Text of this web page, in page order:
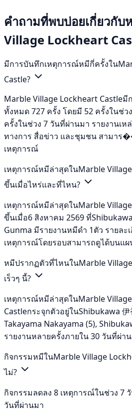
คำถามที่พบบ่อยเกี่ยวกั
Village Lockheart
มีการบันทึกเหตุการณ์หมีกี่ครั้งใน
Castle?
Marble Village Lockheart Castle
ทั้งหมด 727 ครั้ง โดยมี 52 ครั้งในช่
ครั้งในช่วง 7 วันที่ผ่านมา รายงานเ
ทางการ สื่อข่าว และชุมชน สามา
เหตุการณ์
เหตุการณ์หมีล่าสุดในMarble
ขึ้นเมื่อไหร่และที่ไหน?
เหตุการณ์หมีล่าสุดในMarble
ขึ้นเมื่อ6 สิงหาคม 2569 ที่
Gunma มีรายงานหมีดำ 1ตัว รายละ
เหตุการณ์โดยรอบสามารถดูได้บนแ
หมีปรากฏตัวที่ไหนในMarble
เร็วๆ นี้?
เหตุการณ์หมีล่าสุดในMarble
Castleกระจุกตัวอยู่ในShibukawa 伊
Takayama Nakayama (5),
รายงานหลายครั้งภายใน 30 วันที่ผ่า
กิจกรรมหมีในMarble Village
ไม่?
กิจกรรมลดลง 8 เหตุการณ์ในช่วง 7
วันที่ผ่านมา